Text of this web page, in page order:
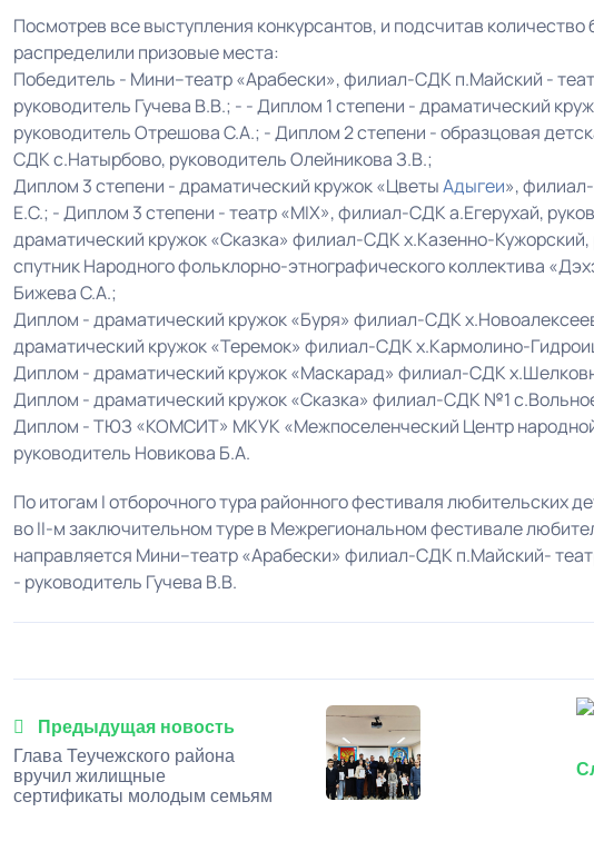
Посмотрев все выступления конкурсантов, и подсчитав
распределили призовые места:
Победитель - Мини–театр «Арабески», филиал-СДК п.Майский -
руководитель Гучева В.В.; - - Диплом 1 степени - драматический
руководитель Отрешова С.А.; - Диплом 2 степени - образцовая
СДК с.Натырбово, руководитель Олейникова З.В.;
Диплом 3 степени - драматический кружок «ЦветыАдыгеи»,
Е.С.; - Диплом 3 степени - театр «MIX», филиал-СДК а.Егерухай,
драматический кружок «Сказка» филиал-СДК х.Казенно-
спутник Народного фольклорно-этнографического коллектива
Бижева С.А.;
Диплом - драматический кружок «Буря» филиал-СДК
драматический кружок «Теремок» филиал-СДК х.Кармолино-
Диплом - драматический кружок «Маскарад» филиал-СДК
Диплом - драматический кружок «Сказка» филиал-СДК №1
Диплом - ТЮЗ «КОМСИТ» МКУК «Межпоселенческий Центр
руководитель Новикова Б.А.
По итогам I отборочного тура районного фестиваля любительских
во II-м заключительном туре в Межрегиональном фестивале
направляется Мини–театр «Арабески» филиал-СДК п.Майский-
- руководитель Гучева В.В.
Предыдущая новость
Глава Теучежского района
вручил жилищные
сертификаты молодым семьям